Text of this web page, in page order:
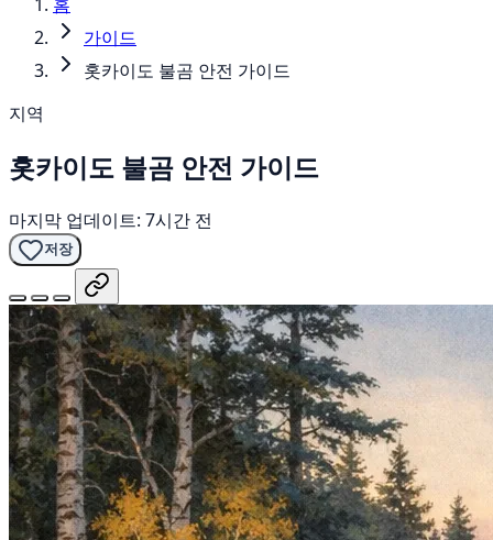
가이드
홋카이도 불곰 안전 가이드
지역
홋카이도 불곰 안전 가이드
마지막 업데이트: 7시간 전
저장